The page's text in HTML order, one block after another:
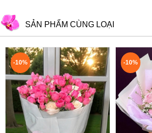
SẢN PHẨM CÙNG LOẠI
-10% -10%